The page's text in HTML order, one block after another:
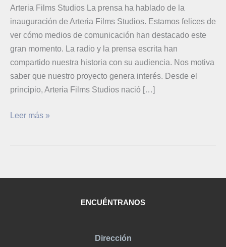
Arteria Films Studios La prensa ha hablado de la
inauguración de Arteria Films Studios. Estamos felices de
ver cómo medios de comunicación han destacado este
gran momento. La radio y la prensa escrita han
compartido nuestra historia con su audiencia. Nos motiva
saber que nuestro proyecto genera interés. Desde el
principio, Arteria Films Studios nació […]
Leer más »
ENCUÉNTRANOS
Dirección